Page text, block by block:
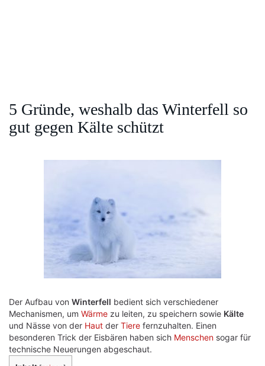
5 Gründe, weshalb das Winterfell so
gut gegen Kälte schützt
Der Aufbau von Winterfell bedient sich verschiedener
Mechanismen, um Wärme zu leiten, zu speichern sowie Kälte
und Nässe von der Haut der Tiere fernzuhalten. Einen
besonderen Trick der Eisbären haben sich Menschen sogar für
technische Neuerungen abgeschaut.